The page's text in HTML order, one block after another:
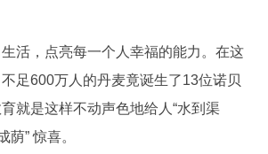
活，点亮每一个人幸福的能力。在这
足600万人的丹麦竟诞生了13位诺贝
就是这样不动声色地给人“水到渠
荫” 惊喜。